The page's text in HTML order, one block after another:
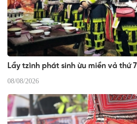
Lầy tzình phát sinh ừu miền vả thứ
08/08/2026